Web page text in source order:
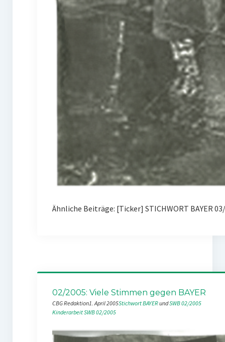
Ähnliche Beiträge: [Ticker] STICHWORT BAYER
02/2005: Viele Stimmen gegen BAYER
CBG Redaktion1. April 2005Stichwort BAYER und SWB 02/2005
KinderarbeitSWB 02/2005